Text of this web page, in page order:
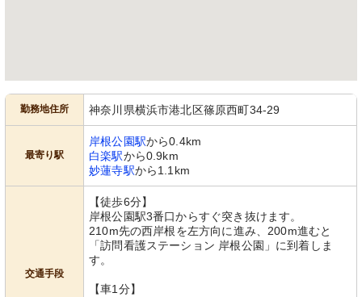
勤務地住所 神奈川県横浜市港北区篠原西町34-29
最寄り駅
岸根公園駅から0.4km
白楽駅から0.9km
妙蓮寺駅から1.1km
交通手段
【徒歩6分】
岸根公園駅3番口からすぐ突き抜けます。
210m先の西岸根を左方向に進み、200m進むと
「訪問看護ステーション 岸根公園」に到着しま
す。
【車1分】